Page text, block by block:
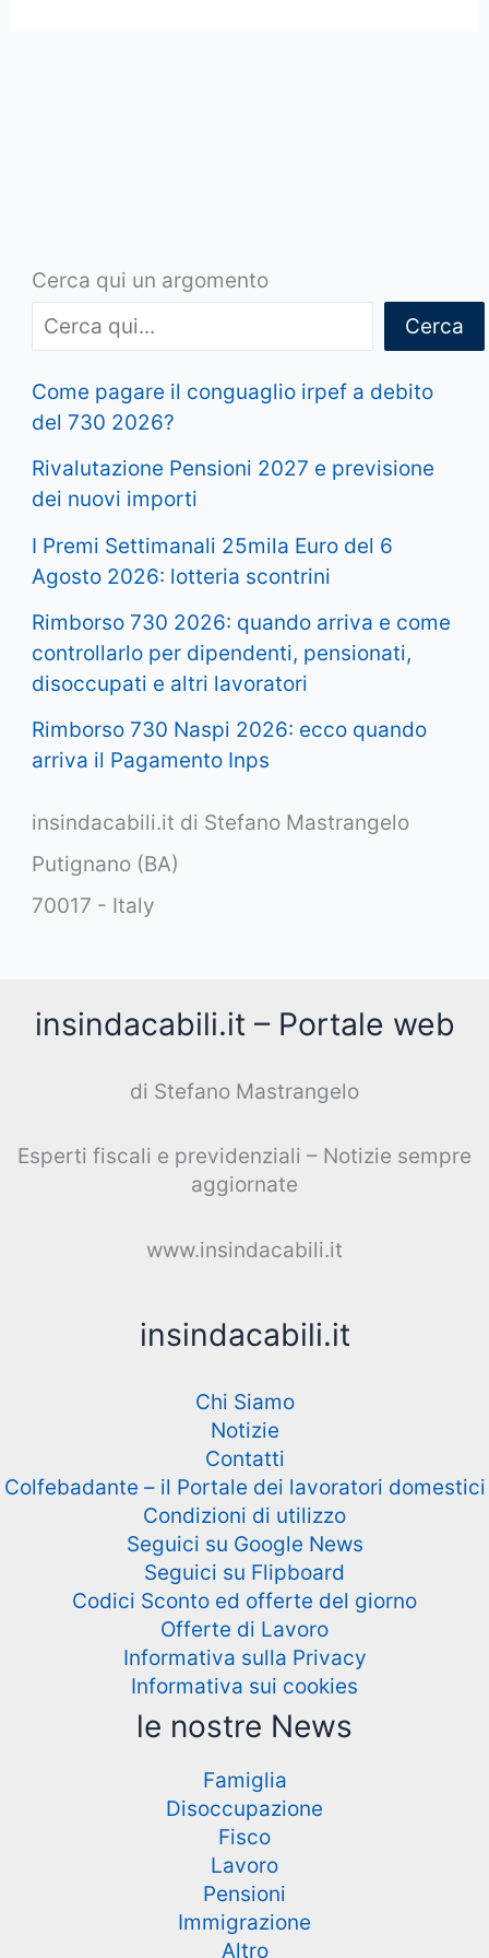
Cerca qui un argomento
Cerca
Come pagare il conguaglio irpef a debito
del 730 2026?
Rivalutazione Pensioni 2027 e previsione
dei nuovi importi
I Premi Settimanali 25mila Euro del 6
Agosto 2026: lotteria scontrini
Rimborso 730 2026: quando arriva e come
controllarlo per dipendenti, pensionati,
disoccupati e altri lavoratori
Rimborso 730 Naspi 2026: ecco quando
arriva il Pagamento Inps
insindacabili.it di Stefano Mastrangelo
Putignano (BA)
70017 - Italy
insindacabili.it – Portale web
di Stefano Mastrangelo
Esperti fiscali e previdenziali – Notizie sempre
aggiornate
www.insindacabili.it
insindacabili.it
Chi Siamo
Notizie
Contatti
Colfebadante – il Portale dei lavoratori domestici
Condizioni di utilizzo
Seguici su Google News
Seguici su Flipboard
Codici Sconto ed offerte del giorno
Offerte di Lavoro
Informativa sulla Privacy
Informativa sui cookies
le nostre News
Famiglia
Disoccupazione
Fisco
Lavoro
Pensioni
Immigrazione
Altro